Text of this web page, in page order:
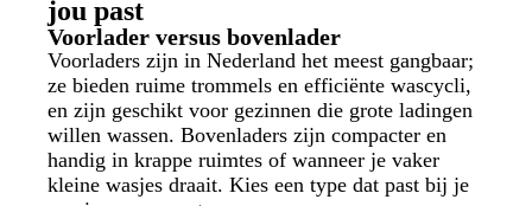
jou past
Voorlader versus bovenlader
Voorladers zijn in Nederland het meest gangbaar;
ze bieden ruime trommels en efficiënte wascycli,
en zijn geschikt voor gezinnen die grote ladingen
willen wassen. Bovenladers zijn compacter en
handig in krappe ruimtes of wanneer je vaker
kleine wasjes draait. Kies een type dat past bij je